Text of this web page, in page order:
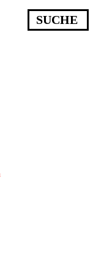
post_permalink ist seit
get_permalink(). in
htdocs/wordpress/